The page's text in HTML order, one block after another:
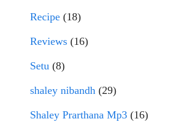
Recipe (18)
Reviews (16)
Setu (8)
shaley nibandh (29)
Shaley Prarthana Mp3 (16)